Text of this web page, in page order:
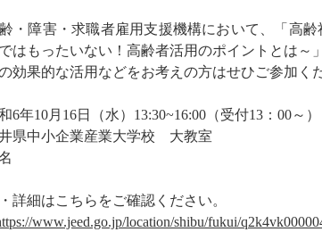
齢・障害・求職者雇用支援機構において、「高
はもったいない！高齢者活用のポイントとは～
効果的な活用などをお考えの方はせひご参加く
6年10月16日（水）13:30~16:00（受付13：00～）
県中小企業産業大学校 大教室
詳細はこちらをご確認ください。
www.jeed.go.jp/location/shibu/fukui/